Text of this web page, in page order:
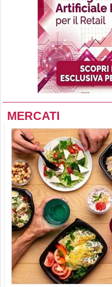
MERCATI